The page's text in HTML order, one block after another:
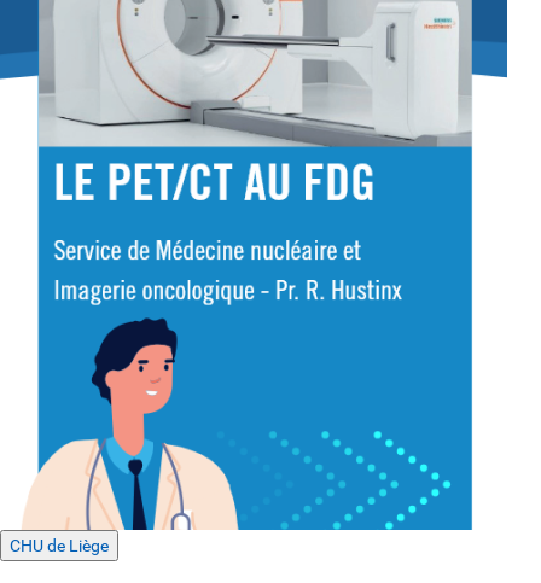
CHU de Liège